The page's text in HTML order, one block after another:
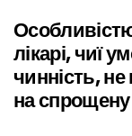
лікарі, чиї
чинність,
на